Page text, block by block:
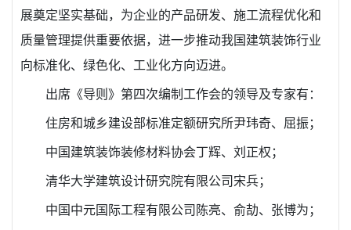
展奠定坚实基础，为企业的产品研发、施工流程优化和
质量管理提供重要依据，进一步推动我国建筑装饰行业
向标准化、绿色化、工业化方向迈进。
出席《导则》第四次编制工作会的领导及专家有：
住房和城乡建设部标准定额研究所尹玮奇、屈振；
中国建筑装饰装修材料协会丁辉、刘正权；
清华大学建筑设计研究院有限公司宋兵；
中国中元国际工程有限公司陈亮、俞劼、张博为；